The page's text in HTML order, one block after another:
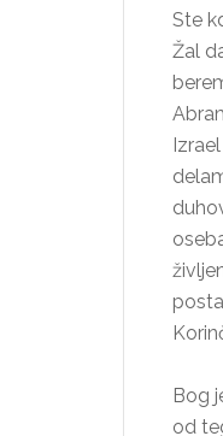
Ste
Žal
Izrael
Bog
od